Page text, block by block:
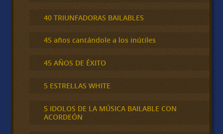
40 TRIUNFADORAS BAILABLES
45 años cantándole a los inútiles
45 AÑOS DE ÉXITO
5 ESTRELLAS WHITE
5 IDOLOS DE LA MÚSICA BAILABLE CON
ACORDEÓN